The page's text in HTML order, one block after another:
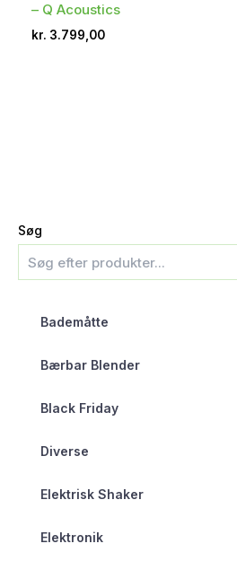
Søg
Bademåtte
Bærbar Blender
Black Friday
Diverse
Elektrisk Shaker
Elektronik
– Q Acoustics
kr. 3.799,00